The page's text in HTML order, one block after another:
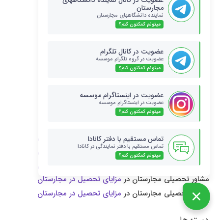
ورود سال یک دانشگاههای مجارستان
ویزا و اقامت مجارستان
ویزای خانواده دانشجویان مجارستان
ویزای دانشجویی کشور مجارستان
ویزای شنگن اروپا
ویزای شنگن مجارستان
ویزای کشور مجارستان
آخرین دیدگاه‌ها
مشاور تحصیلی مجارستاندر مزایای تحصیل در مجارستان
مشاور تحصیلی مجارستاندرمزایای تحصیل در مجارستان
مشاور تحصیلی مجارستان
مزایای تحصیل در مجارستان
مشاور تحصیلی مجارستان در مزایای تحصیل در مجارستان
مشاور تحصیلی مجارستان در مزایای تحصیل در مجارستان
مجارستان
نماینده دانشگاههای مجارستان
میتونم کمکتون کنم؟
عضویت در کانال تلگرام
عضویت در گروه تلگرام موسسه
میتونم کمکتون کنم؟
عضویت در اینستاگرام موسسه
عضویت در اینستاگرام موسسه
میتونم کمکتون کنم؟
تماس مستقیم با دفتر کانادا
تماس مستقیم با دفتر نمایندگی در کانادا
میتونم کمکتون کنم؟